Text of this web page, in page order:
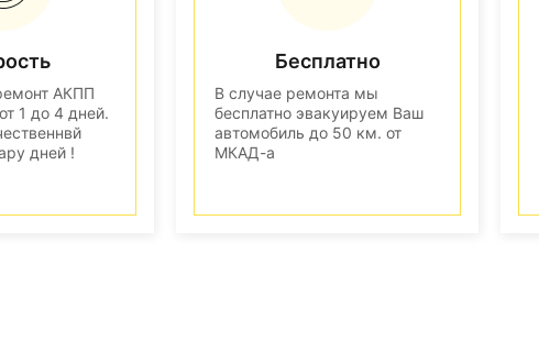
АКПП
1 до 4 дней.
дней !
Бесплатно
В случае ремонта мы
бесплатно эвакуируем Ваш
автомобиль до 50 км. от
МКАД-а